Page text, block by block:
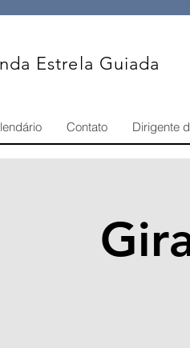
Estrela Guiada
Contato Dirigente